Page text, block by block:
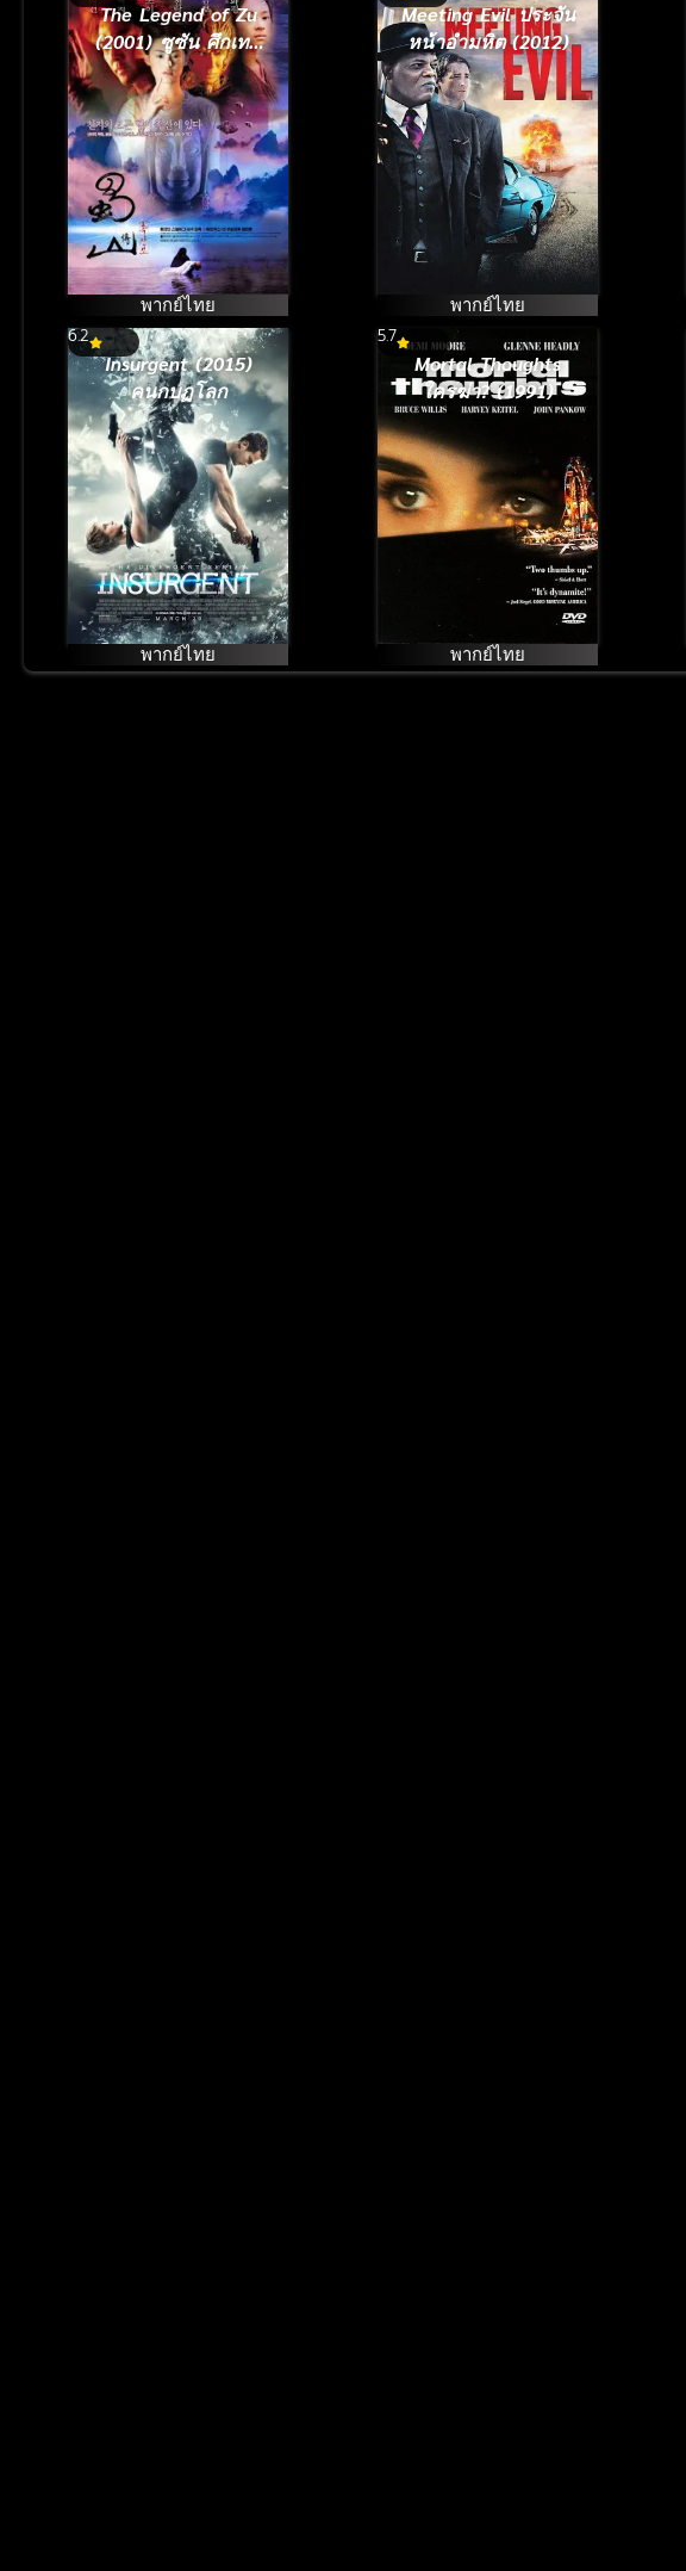
The Legend of Zu
(2001) ซูซัน ศึกเทพ
ยุทธถล่มฟ้า
พากย์ไทย
Meeting Evil ประจัน
หน้าอำมหิต (2012)
พากย์ไทย
6.2
Insurgent (2015)
คนกบฏโลก
พากย์ไทย
5.7
Mortal Thoughts
ใครฆ่า? (1991)
พากย์ไทย